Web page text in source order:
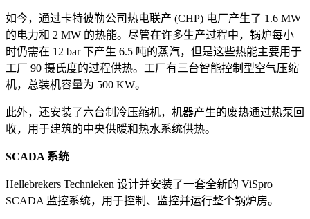
如今，通过卡特彼勒公司热电联产 (CHP) 电厂产生了 1.6 MW
的电力和 2 MW 的热能。尽管在许多生产过程中，锅炉每小
时仍需在 12 bar 下产生 6.5 吨的蒸汽，但是这些热能主要用于
工厂 90 摄氏度的过程供热。工厂有三台智能控制型空气压缩
机，总装机容量为 500 KW。
此外，还安装了六台制冷压缩机，机器产生的废热通过热泵回
收，用于建筑的中央供暖和热水系统供热。
SCADA 系统
Hellebrekers Technieken 设计并安装了一套全新的 ViSpro
SCADA 监控系统，用于控制、监控并运行整个锅炉房。